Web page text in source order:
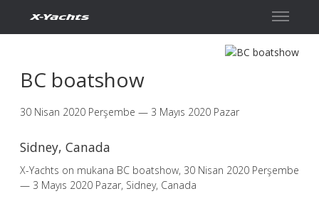
BC boatshow
30 Nisan 2020 Perşembe — 3 Mayıs 2020 Pazar
Sidney, Canada
X-Yachts on mukana BC boatshow, 30 Nisan 2020 Perşembe
— 3 Mayıs 2020 Pazar, Sidney, Canada